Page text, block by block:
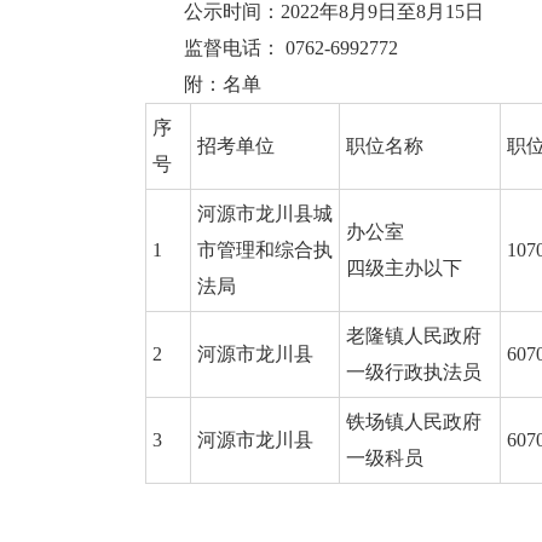
公示时间：2022年8月9日至8月15日
监督电话： 0762-6992772
附：名单
序
号
招考单位 职位名称 职
1
河源市龙川县城
市管理和综合执
法局
办公室
四级主办以下
2 河源市龙川县
老隆镇人民政府
一级行政执法员
3 河源市龙川县
铁场镇人民政府
一级科员